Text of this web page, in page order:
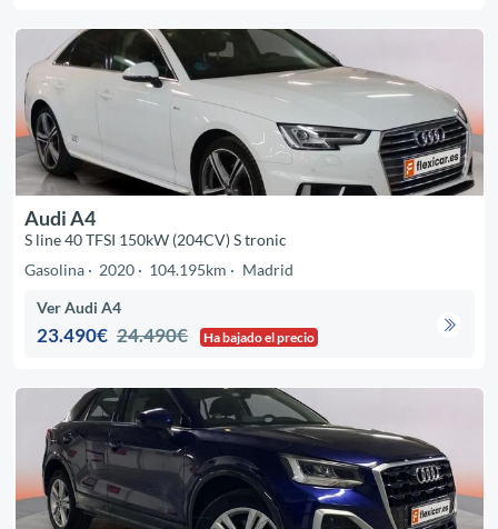
Audi A4
S line 40 TFSI 150kW (204CV) S tronic
Gasolina
2020 104.195km Madrid
Ver Audi A4
23.490€ 24.490€ Ha bajado el precio